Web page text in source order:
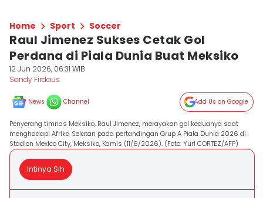
Home Sport Soccer
Raul Jimenez Sukses Cetak Gol
Perdana di Piala Dunia Buat Meksiko
12 Jun 2026, 06:31 WIB
Sandy Firdaus
News Channel Add Us on Google
Penyerang timnas Meksiko, Raul Jimenez, merayakan gol keduanya saat
menghadapi Afrika Selatan pada pertandingan Grup A Piala Dunia 2026 di
Stadion Mexico City, Meksiko, Kamis (11/6/2026). (Foto: Yuri CORTEZ/AFP)
Intinya Sih